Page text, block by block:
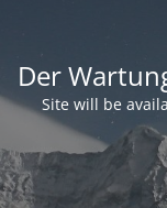
Der
Site will be